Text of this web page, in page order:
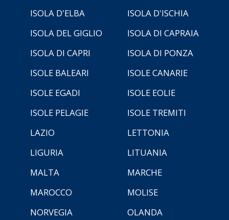
ISOLA D'ELBA
ISOLA D'ISCHIA
ISOLA DEL GIGLIO
ISOLA DI CAPRAIA
ISOLA DI CAPRI
ISOLA DI PONZA
ISOLE BALEARI
ISOLE CANARIE
ISOLE EGADI
ISOLE EOLIE
ISOLE PELAGIE
ISOLE TREMITI
LAZIO
LETTONIA
LIGURIA
LITUANIA
MALTA
MARCHE
MAROCCO
MOLISE
NORVEGIA
OLANDA